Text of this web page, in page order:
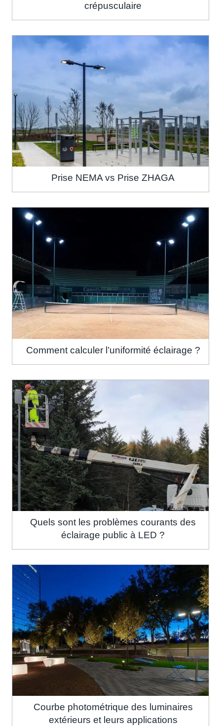
crépusculaire
Prise NEMA vs Prise ZHAGA
Comment calculer l’uniformité éclairage ?
Quels sont les problèmes courants des
éclairage public à LED ?
Courbe photométrique des luminaires
extérieurs et leurs applications